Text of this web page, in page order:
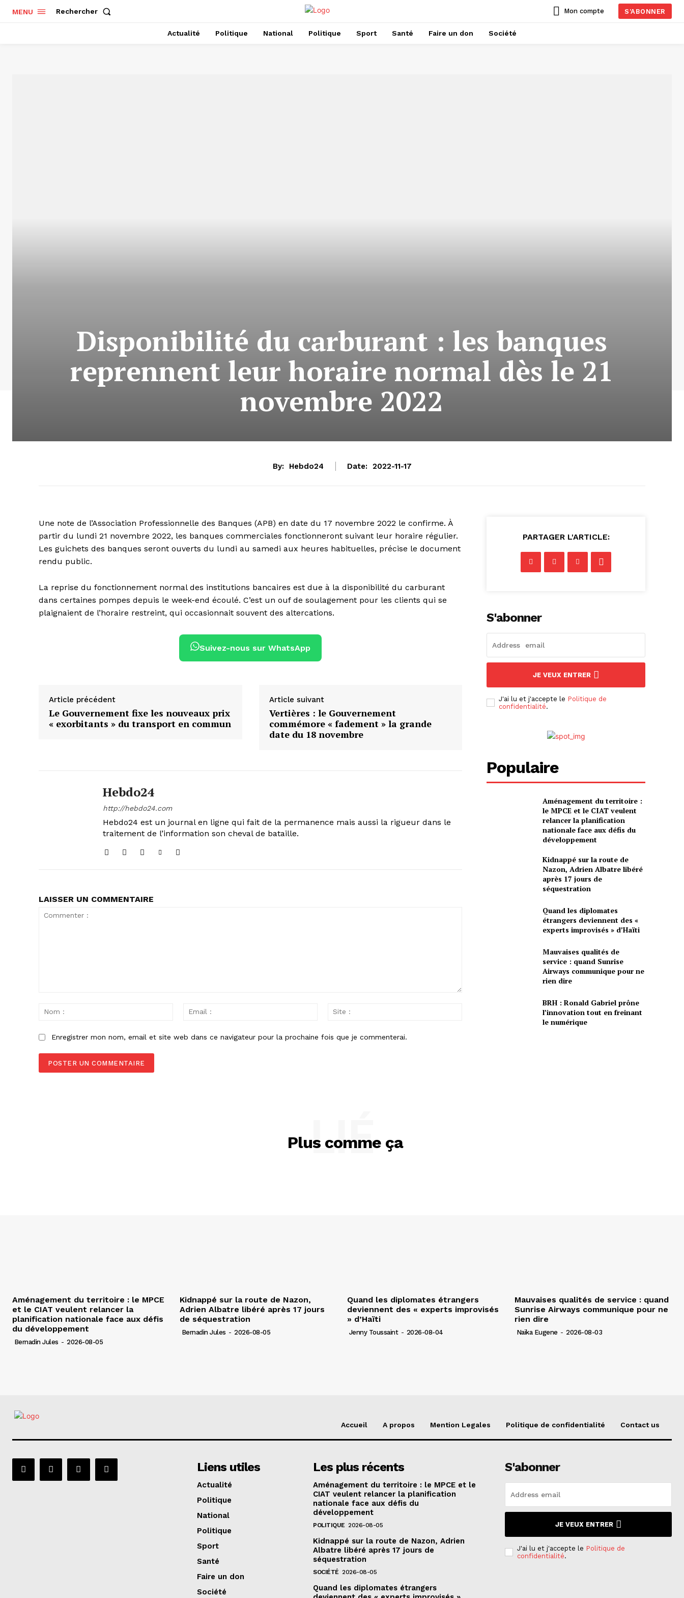
MENU Rechercher Mon compte S'ABONNER
Actualité Politique National Politique Sport Santé Faire un don Société
Disponibilité du carburant : les banques
reprennent leur horaire normal dès le 21
novembre 2022
By: Hebdo24 Date: 2022-11-17
Une note de l’Association Professionnelle des Banques (APB) en date du 17 novembre 2022 le confirme. À
partir du lundi 21 novembre 2022, les banques commerciales fonctionneront suivant leur horaire régulier.
Les guichets des banques seront ouverts du lundi au samedi aux heures habituelles, précise le document
rendu public.
La reprise du fonctionnement normal des institutions bancaires est due à la disponibilité du carburant
dans certaines pompes depuis le week-end écoulé. C’est un ouf de soulagement pour les clients qui se
plaignaient de l’horaire restreint, qui occasionnait souvent des altercations.
Suivez-nous sur WhatsApp
Article précédent
Le Gouvernement fixe les nouveaux prix
« exorbitants » du transport en commun
Article suivant
Vertières : le Gouvernement
commémore « fadement » la grande
date du 18 novembre
Hebdo24
http://hebdo24.com
Hebdo24 est un journal en ligne qui fait de la permanence mais aussi la rigueur dans le
traitement de l’information son cheval de bataille.
LAISSER UN COMMENTAIRE
Email
Enregistrer mon nom, email et site web dans ce navigateur pour la prochaine fois que je commenterai.
PARTAGER L'ARTICLE:
S'abonner
JE VEUX ENTRER
J'ai lu et j'accepte le Politique de
confidentialité.
Populaire
Aménagement du territoire :
le MPCE et le CIAT veulent
relancer la planification
nationale face aux défis du
développement
Kidnappé sur la route de
Nazon, Adrien Albatre libéré
après 17 jours de
séquestration
Quand les diplomates
étrangers deviennent des «
experts improvisés » d’Haïti
Mauvaises qualités de
service : quand Sunrise
Airways communique pour ne
rien dire
BRH : Ronald Gabriel prône
l’innovation tout en freinant
le numérique
Plus comme ça
LIÉ
Aménagement du territoire : le MPCE
et le CIAT veulent relancer la
planification nationale face aux défis
du développement
Bernadin Jules - 2026-08-05
Kidnappé sur la route de Nazon,
Adrien Albatre libéré après 17 jours
de séquestration
Bernadin Jules - 2026-08-05
Quand les diplomates étrangers
deviennent des « experts improvisés
» d’Haïti
Jenny Toussaint - 2026-08-04
Mauvaises qualités de service : quand
Sunrise Airways communique pour ne
rien dire
Naïka Eugene - 2026-08-03
Accueil A propos Mention Legales Politique de confidentialité Contact us
Liens utiles
Actualité
Politique
National
Politique
Sport
Santé
Faire un don
Société
Les plus récents
Aménagement du territoire : le MPCE et le
CIAT veulent relancer la planification
nationale face aux défis du
développement
POLITIQUE 2026-08-05
Kidnappé sur la route de Nazon, Adrien
Albatre libéré après 17 jours de
séquestration
SOCIÉTÉ 2026-08-05
Quand les diplomates étrangers
S'abonner
JE VEUX ENTRER
J'ai lu et j'accepte le Politique de
confidentialité.